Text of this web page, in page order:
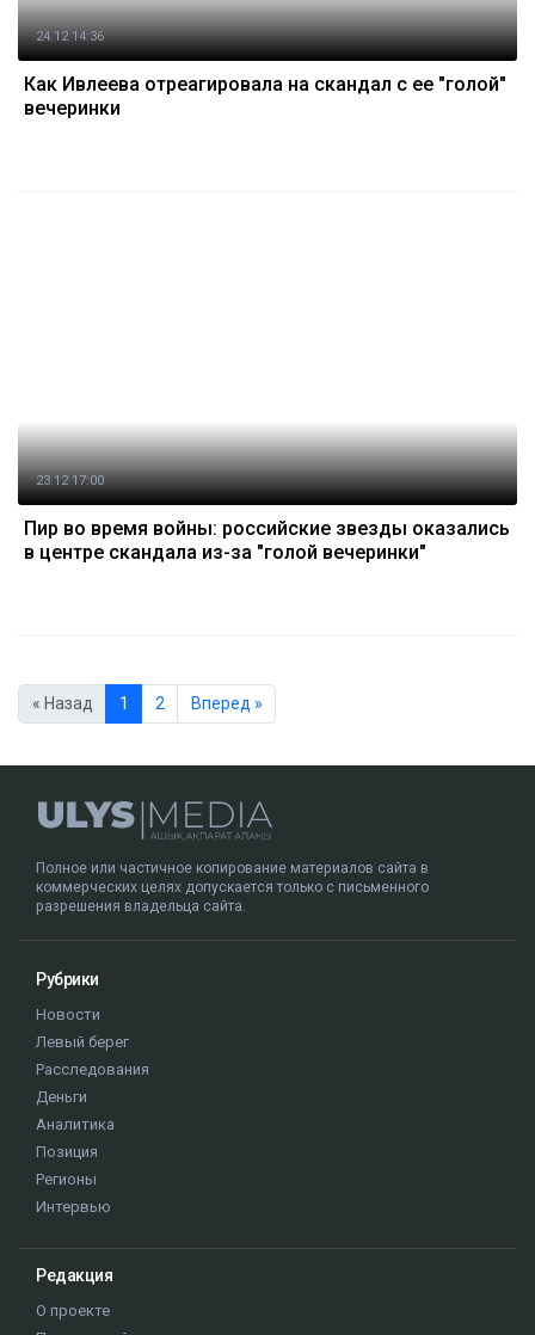
24.12 14:36
Как Ивлеева отреагировала на скандал с ее "голой"
вечеринки
23.12 17:00
Пир во время войны: российские звезды оказались
в центре скандала из-за "голой вечеринки"
« Назад 1 2 Вперед »
Полное или частичное копирование материалов сайта в
коммерческих целях допускается только с письменного
разрешения владельца сайта.
Рубрики
Новости
Левый берег
Расследования
Деньги
Аналитика
Позиция
Регионы
Интервью
Редакция
О проекте